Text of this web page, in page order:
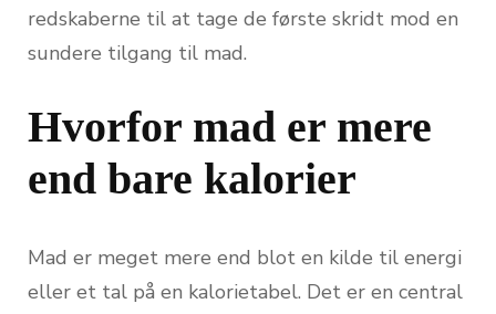
redskaberne til at tage de første skridt mod en
sundere tilgang til mad.
Hvorfor mad er mere
end bare kalorier
Mad er meget mere end blot en kilde til energi
eller et tal på en kalorietabel. Det er en central